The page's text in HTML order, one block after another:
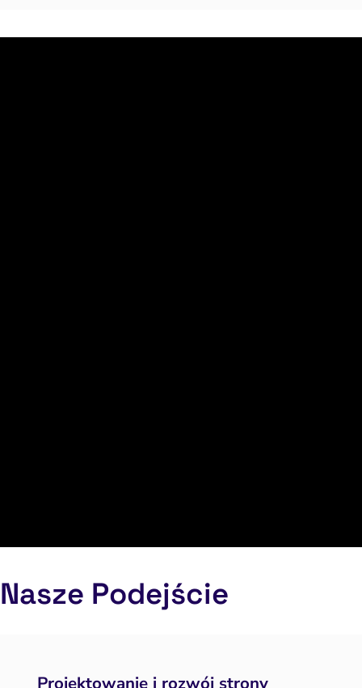
Nasze Podejście
Projektowanie i rozwój strony